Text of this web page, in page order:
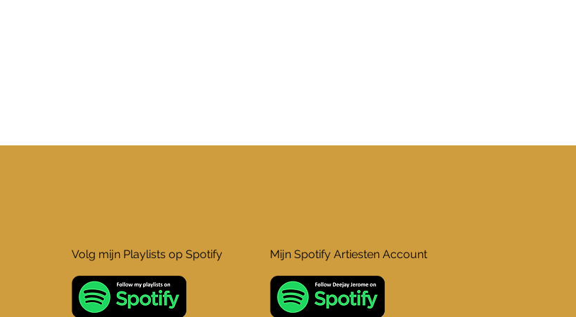
Volg mijn Playlists op Spotify Mijn Spotify Artiesten Account